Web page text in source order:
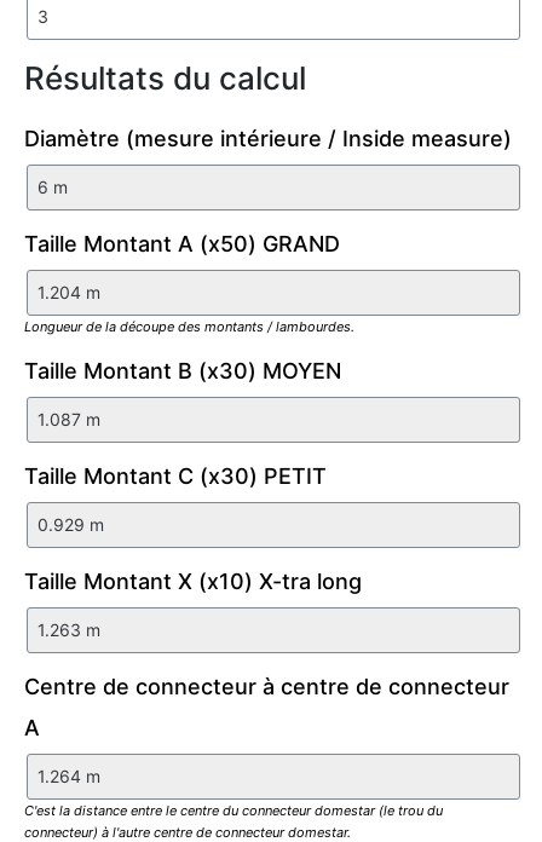
Résultats du calcul
Diamètre (mesure intérieure / Inside measure)
Taille Montant A (x50) GRAND
Longueur de la découpe des montants / lambourdes.
Taille Montant B (x30) MOYEN
Taille Montant C (x30) PETIT
Taille Montant X (x10) X-tra long
Centre de connecteur à centre de connecteur
A
C'est la distance entre le centre du connecteur domestar (le trou du
connecteur) à l'autre centre de connecteur domestar.